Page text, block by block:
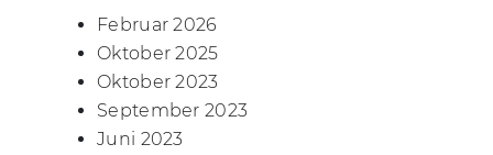
Februar 2026
Oktober 2025
Oktober 2023
September 2023
Juni 2023